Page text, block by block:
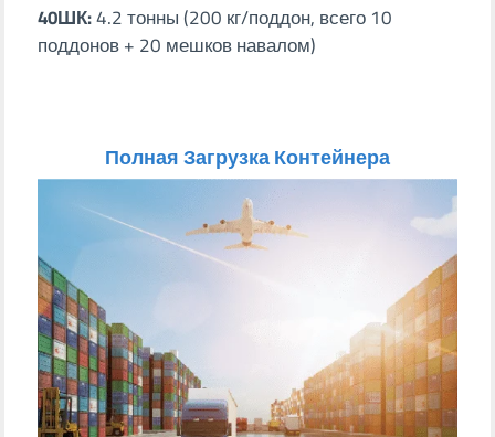
40ШК:4.2 тонны (200 кг/поддон, всего 10
поддонов + 20 мешков навалом)
Полная Загрузка Контейнера